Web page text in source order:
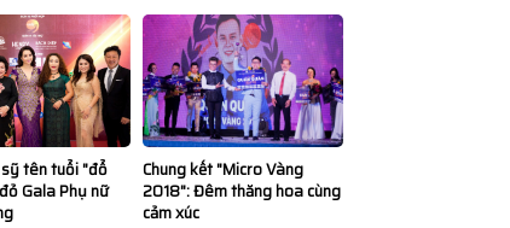
tên tuổi "đổ
Gala Phụ nữ
Chung kết "Micro Vàng
2018": Đêm thăng hoa cùng
cảm xúc